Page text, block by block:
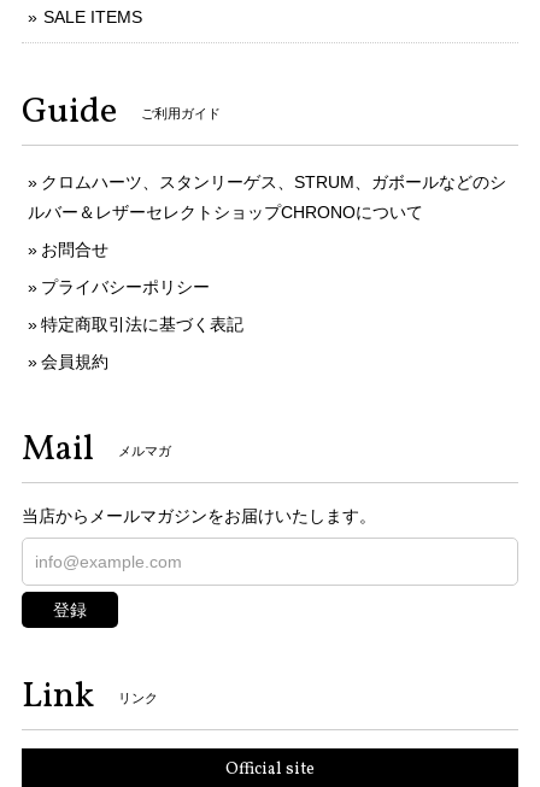
SALE ITEMS
Guide ご利用ガイド
クロムハーツ、スタンリーゲス、STRUM、ガボールなどのシ
ルバー＆レザーセレクトショップCHRONOについて
お問合せ
プライバシーポリシー
特定商取引法に基づく表記
会員規約
Mail メルマガ
当店からメールマガジンをお届けいたします。
登録
Link リンク
Official site